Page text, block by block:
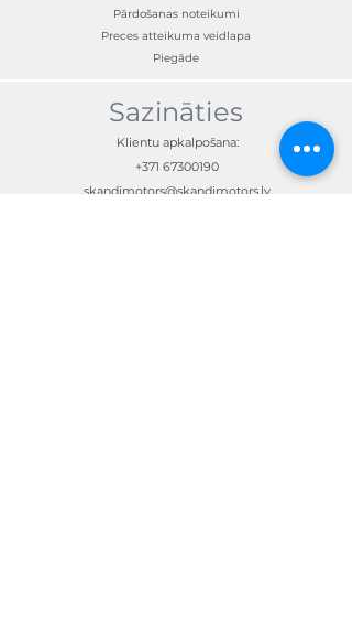
Pārdošanas noteikumi
Preces atteikuma veidlapa
Piegāde
Sazināties
Klientu apkalpošana:
+371 67300190
skandimotors@skandimotors.lv